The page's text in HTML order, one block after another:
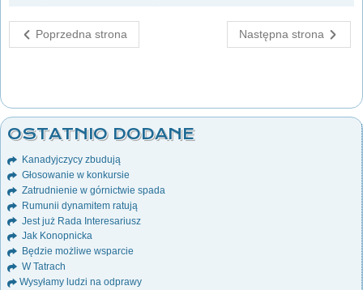
Poprzedna strona Następna strona
OSTATNIO DODANE
Kanadyjczycy zbudują
Głosowanie w konkursie
Zatrudnienie w górnictwie spada
Rumunii dynamitem ratują
Jest już Rada Interesariusz
Jak Konopnicka
Będzie możliwe wsparcie
W Tatrach
Wysyłamy ludzi na odprawy